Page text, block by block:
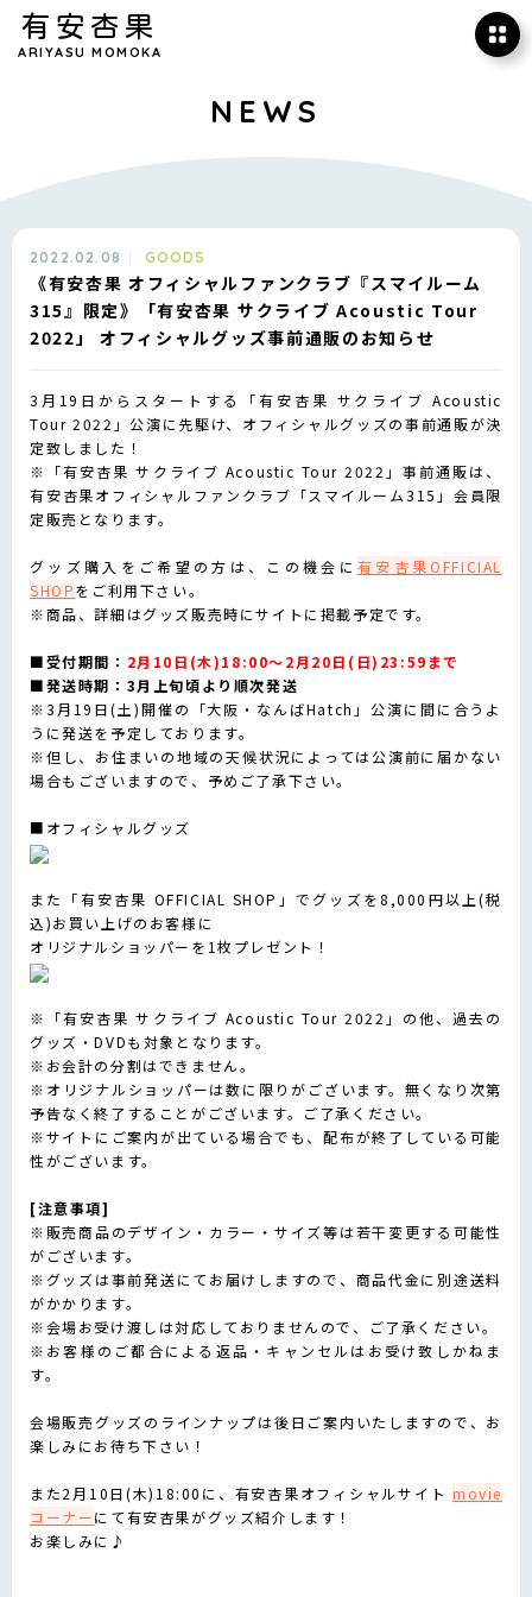
有安杏果
ARIYASU MOMOKA
NEWS
2022.02.08 GOODS
《有安杏果 オフィシャルファンクラブ『スマイルーム
315』限定》「有安杏果 サクライブ Acoustic Tour
2022」 オフィシャルグッズ事前通販のお知らせ
3月19日からスタートする「有安杏果 サクライブ Acoustic
Tour 2022」公演に先駆け、オフィシャルグッズの事前通販が決
定致しました！
※「有安杏果 サクライブ Acoustic Tour 2022」事前通販は、
有安杏果オフィシャルファンクラブ「スマイルーム315」会員限
定販売となります。
グッズ購入をご希望の方は、この機会に 有安杏果OFFICIAL
SHOPをご利用下さい。
※商品、詳細はグッズ販売時にサイトに掲載予定です。
■受付期間： 2月10日(木)18:00～2月20日(日)23:59まで
■発送時期：3月上旬頃より順次発送
※3月19日(土)開催の「大阪・なんばHatch」公演に間に合うよ
うに発送を予定しております。
※但し、お住まいの地域の天候状況によっては公演前に届かない
場合もございますので、予めご了承下さい。
■オフィシャルグッズ
また「有安杏果 OFFICIAL SHOP」でグッズを8,000円以上(税
込)お買い上げのお客様に
オリジナルショッパーを1枚プレゼント！
※「有安杏果 サクライブ Acoustic Tour 2022」の他、過去の
グッズ・DVDも対象となります。
※お会計の分割はできません。
※オリジナルショッパーは数に限りがございます。無くなり次第
予告なく終了することがございます。ご了承ください。
※サイトにご案内が出ている場合でも、配布が終了している可能
性がございます。
[注意事項]
※販売商品のデザイン・カラー・サイズ等は若干変更する可能性
がございます。
※グッズは事前発送にてお届けしますので、商品代金に別途送料
がかかります。
※会場お受け渡しは対応しておりませんので、ご了承ください。
※お客様のご都合による返品・キャンセルはお受け致しかねま
す。
会場販売グッズのラインナップは後日ご案内いたしますので、お
楽しみにお待ち下さい！
また2月10日(木)18:00に、有安杏果オフィシャルサイト movie
コーナーにて有安杏果がグッズ紹介します！
お楽しみに♪